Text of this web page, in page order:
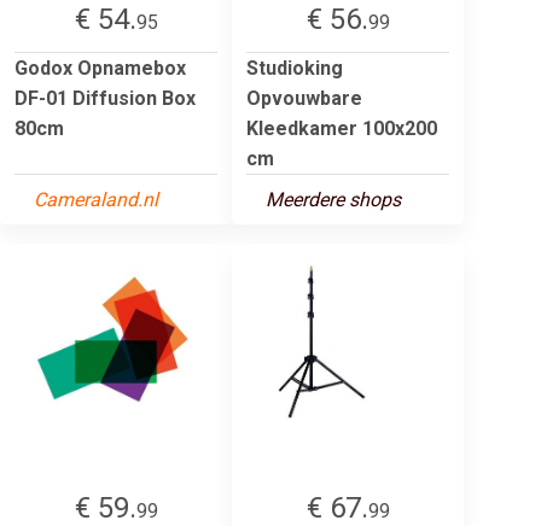
€ 54.95
Godox Opnamebox
DF-01 Diffusion Box
80cm
Cameraland.nl
€ 56.99
Studioking
Opvouwbare
Kleedkamer 100x200
cm
Meerdere shops
€ 59.99
€ 67.99